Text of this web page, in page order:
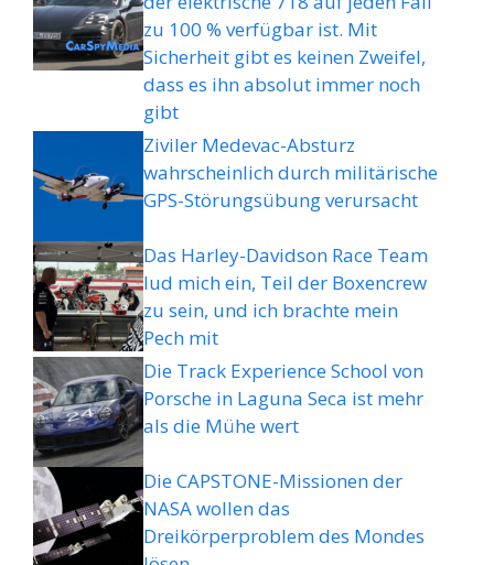
zu 100 % verfügbar ist. Mit
Sicherheit gibt es keinen Zweifel,
dass es ihn absolut immer noch
gibt
Ziviler Medevac-Absturz
wahrscheinlich durch militärische
GPS-Störungsübung verursacht
Das Harley-Davidson Race Team
lud mich ein, Teil der Boxencrew
zu sein, und ich brachte mein
Pech mit
Die Track Experience School von
Porsche in Laguna Seca ist mehr
als die Mühe wert
Die CAPSTONE-Missionen der
NASA wollen das
Dreikörperproblem des Mondes